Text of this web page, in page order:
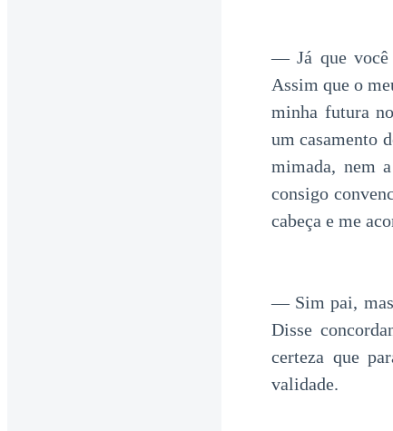
— Já que você
Assim que o
minha futura
um casamento
mimada, nem
consigo
cabeça e me
— Sim pai, mas
Disse
certeza que
validade.